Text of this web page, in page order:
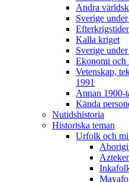
Andra
Sverige
Kalla kriget
Sverige
Ekonomi och
Vetenskap,
1991
Annan 1900-
Kända
Nutidshistoria
Historiska teman
Urfolk och